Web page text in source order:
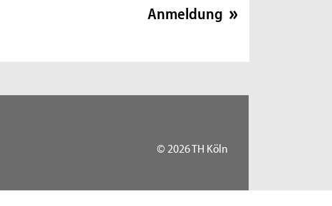
© 2026 TH Köln